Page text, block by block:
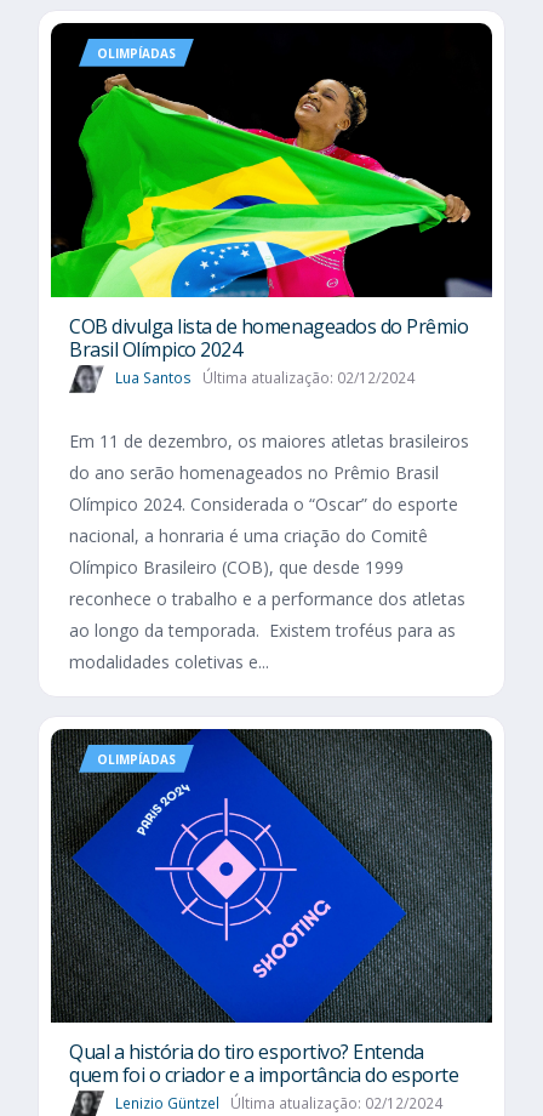
OLIMPÍADAS
COB divulga lista de homenageados do Prêmio
Brasil Olímpico 2024
Lua Santos Última atualização: 02/12/2024
Em 11 de dezembro, os maiores atletas brasileiros
do ano serão homenageados no Prêmio Brasil
Olímpico 2024. Considerada o “Oscar” do esporte
nacional, a honraria é uma criação do Comitê
Olímpico Brasileiro (COB), que desde 1999
reconhece o trabalho e a performance dos atletas
ao longo da temporada. Existem troféus para as
modalidades coletivas e...
OLIMPÍADAS
Qual a história do tiro esportivo? Entenda
quem foi o criador e a importância do esporte
Lenizio Güntzel Última atualização: 02/12/2024